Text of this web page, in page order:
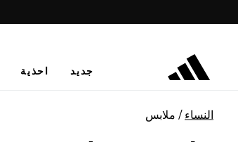
جديد احذية
النساء ملابس